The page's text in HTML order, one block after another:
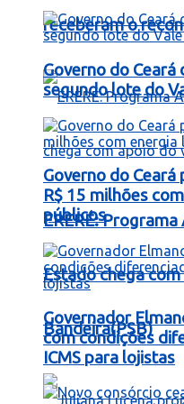
receberam o
ERERÉ:
Estado chega
Bandeira(PSB)
Governo do
segundo lote do
Governo do
R$ 15 milhões
públicos
Governador
com condições
ICMS para lojistas